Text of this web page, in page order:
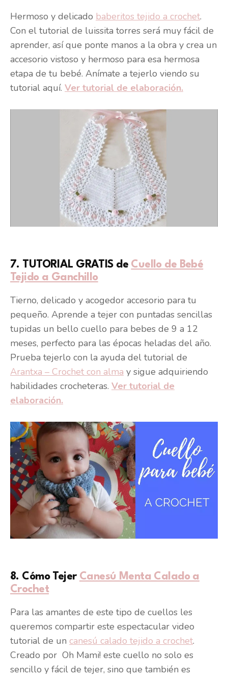
Hermoso y delicado baberitos tejido a crochet.
Con el tutorial de luissita torres será muy fácil de
aprender, así que ponte manos a la obra y crea un
accesorio vistoso y hermoso para esa hermosa
etapa de tu bebé. Anímate a tejerlo viendo su
tutorial aquí. Ver tutorial de elaboración.
7. TUTORIAL GRATIS de Cuello de Bebé
Tejido a Ganchillo
Tierno, delicado y acogedor accesorio para tu
pequeño. Aprende a tejer con puntadas sencillas
tupidas un bello cuello para bebes de 9 a 12
meses, perfecto para las épocas heladas del año.
Prueba tejerlo con la ayuda del tutorial de
Arantxa – Crochet con alma y sigue adquiriendo
habilidades crocheteras. Ver tutorial de
elaboración.
8. Cómo Tejer Canesú Menta Calado a
Crochet
Para las amantes de este tipo de cuellos les
queremos compartir este espectacular video
tutorial de un canesú calado tejido a crochet.
Creado por Oh Mami! este cuello no solo es
sencillo y fácil de tejer, sino que también es